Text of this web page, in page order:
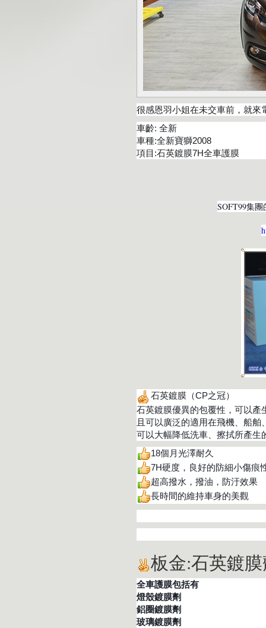
很感恩羽小姐在未交車前，就來
車齡: 全新
車種:全新寶獅2008
項目:石英鍍膜7H全車護膜
SOFT99集
石英鍍膜（CP之冠）
石英鍍膜優異的包覆性，可以產
且可以廣泛的適用在飛機、船
可以大幅降低洗車、擦拭所產生
18個月光澤耐久
7H硬度，良好的防細小傷痕
超高撥水，撥油，防汙效果
長時間的維持車身的美觀
板金:石英鍍
全車護膜包括有
燈殼鍍膜劑
鋁圈鍍膜劑
玻璃鍍膜劑